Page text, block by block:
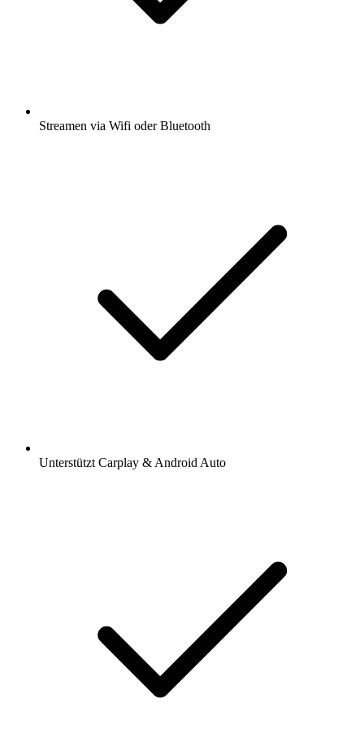
Streamen via Wifi oder Bluetooth
Unterstützt Carplay & Android Auto